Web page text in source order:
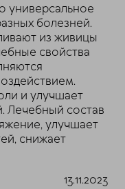
универсальное
болезней.
из живицы
свойства
и улучшает
Лечебный состав
улучшает
снижает
13.11.2023